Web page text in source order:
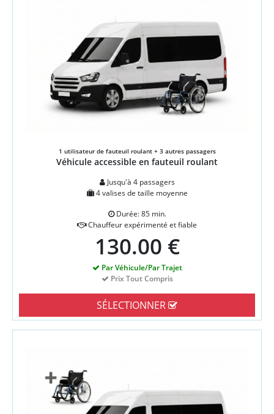
1 utilisateur de fauteuil roulant + 3 autres passagers
Véhicule accessible en fauteuil roulant
Jusqu'à 4 passagers
4 valises de taille moyenne
Durée: 85 min.
Chauffeur expérimenté et fiable
130.00 €
Par Véhicule/Par Trajet
Prix Tout Compris
SÉLECTIONNER